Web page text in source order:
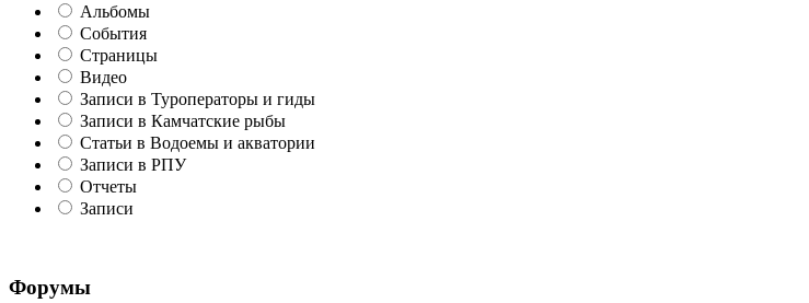
Альбомы
События
Страницы
Видео
Записи в Туроператоры и гиды
Записи в Камчатские рыбы
Статьи в Водоемы и акватории
Записи в РПУ
Отчеты
Записи
Форумы